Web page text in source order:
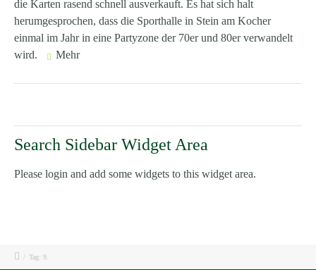
die Karten rasend schnell ausverkauft. Es hat sich halt
herumgesprochen, dass die Sporthalle in Stein am Kocher
einmal im Jahr in eine Partyzone der 70er und 80er verwandelt
wird.
Mehr
Search Sidebar Widget Area
Please login and add some widgets to this widget area.
/ Tag: 9.